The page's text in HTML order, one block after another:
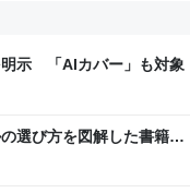
示 「AIカバー」も対象
選び方を図解した書籍が
で図解した『Claude 5世